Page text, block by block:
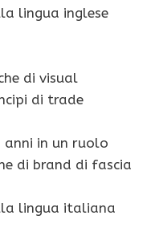
lingua inglese
di visual
di trade
anni in un ruolo
di brand di fascia
lingua italiana